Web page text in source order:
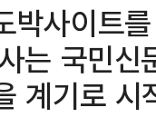
박사이트
는 국민
계기로 시